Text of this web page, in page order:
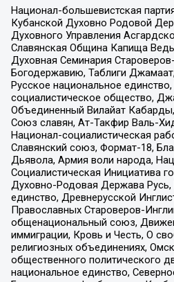
Национал-большевистская
Кубанской Духовно Родовой
Духовного Управления
Славянская Община Капища
Духовная Семинария
Богодержавию, Таблиги
Русское национальное
социалистическое общество,
Объединенный Вилайат
Союз славян, Ат-Такфир Валь-
Национал-социалистическая
Славянский союз, Формат-18,
Дьявола, Армия воли народа,
Социалистическая Инициатива
Духовно-Родовая Держава Русь,
единство, Древнерусской
Православных Староверов-
общенациональный союз,
иммиграции, Кровь и Честь, О
религиозных объединениях,
общественного политического
национальное единство,